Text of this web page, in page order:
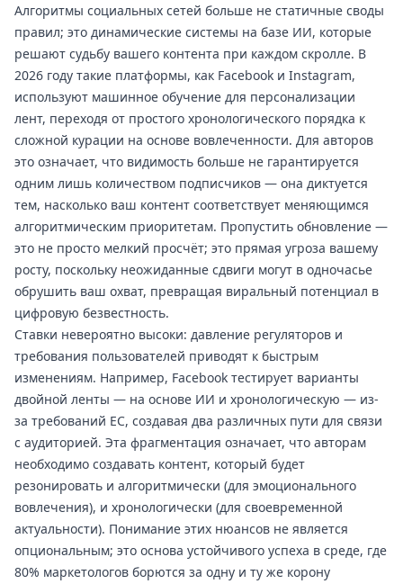
Алгоритмы социальных сетей больше не статичные своды
правил; это динамические системы на базе ИИ, которые
решают судьбу вашего контента при каждом скролле. В
2026 году такие платформы, как Facebook и Instagram,
используют машинное обучение для персонализации
лент, переходя от простого хронологического порядка к
сложной курации на основе вовлеченности. Для авторов
это означает, что видимость больше не гарантируется
одним лишь количеством подписчиков — она диктуется
тем, насколько ваш контент соответствует меняющимся
алгоритмическим приоритетам. Пропустить обновление —
это не просто мелкий просчёт; это прямая угроза вашему
росту, поскольку неожиданные сдвиги могут в одночасье
обрушить ваш охват, превращая виральный потенциал в
цифровую безвестность.
Ставки невероятно высоки: давление регуляторов и
требования пользователей приводят к быстрым
изменениям. Например, Facebook тестирует варианты
двойной ленты — на основе ИИ и хронологическую — из-
за требований ЕС, создавая два различных пути для связи
с аудиторией. Эта фрагментация означает, что авторам
необходимо создавать контент, который будет
резонировать и алгоритмически (для эмоционального
вовлечения), и хронологически (для своевременной
актуальности). Понимание этих нюансов не является
опциональным; это основа устойчивого успеха в среде, где
80% маркетологов борются за одну и ту же корону